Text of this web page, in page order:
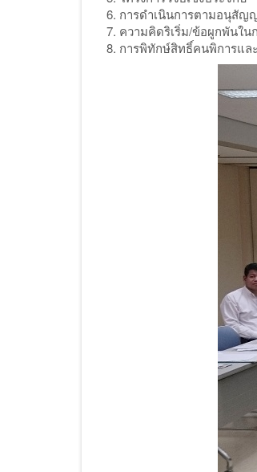
การดำเนินการตามอนุสัญ
ความคิดริเริ่ม/ข้อผูกพันใ
การพิทักษ์สิทธิ์คนพิการแล